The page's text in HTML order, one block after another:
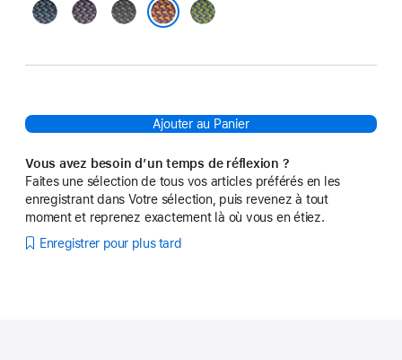
Bleu Violet Noir Vert
Ajouter au Panier
Vous avez besoin d’un temps de réflexion ?
Faites une sélection de tous vos articles préférés en les
enregistrant dans Votre sélection, puis revenez à tout
moment et reprenez exactement là où vous en étiez.
Enregistrer pour plus tard